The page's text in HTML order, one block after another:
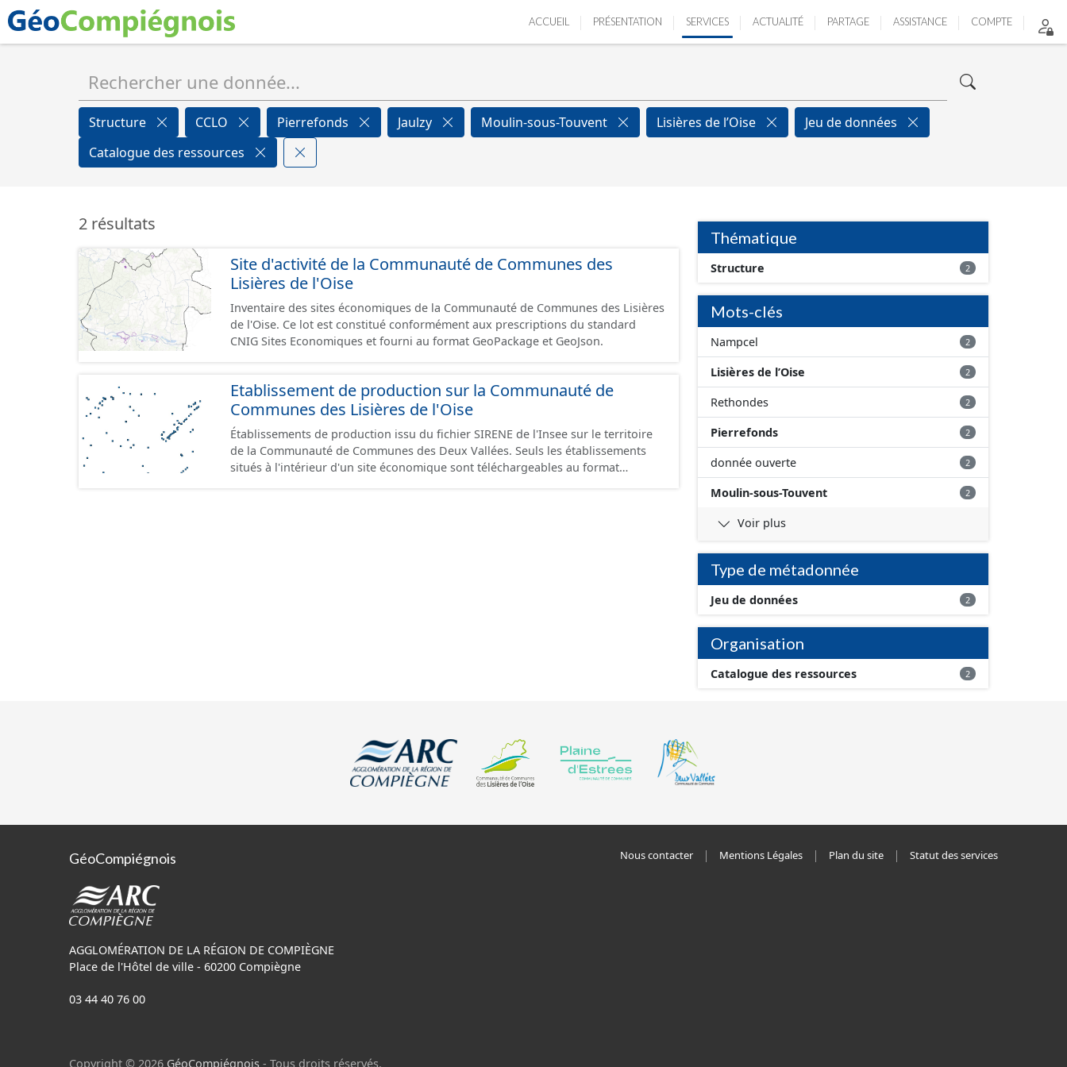
ACCUEIL PRÉSENTATION SERVICES ACTUALITÉ PARTAGE ASSISTANCE COMPTE
Structure CCLO Pierrefonds Jaulzy Moulin-sous-Touvent Lisières de l’Oise
Jeu de données
Catalogue des ressources
2 résultats
Site d'activité de la Communauté de Communes des
Lisières de l'Oise
Inventaire des sites économiques de la Communauté de Communes des Lisières
de l'Oise. Ce lot est constitué conformément aux prescriptions du standard
CNIG Sites Economiques et fourni au format GeoPackage et GeoJson.
Etablissement de production sur la Communauté de
Communes des Lisières de l'Oise
Établissements de production issu du fichier SIRENE de l'Insee sur le territoire
de la Communauté de Communes des Deux Vallées. Seuls les établissements
situés à l'intérieur d'un site économique sont téléchargeables au format
Thématique
Structure 2
Mots-clés
Nampcel 2
Lisières de l’Oise 2
Rethondes 2
Pierrefonds 2
donnée ouverte 2
Moulin-sous-Touvent 2
Voir plus
Type de métadonnée
Jeu de données 2
Organisation
Catalogue des ressources 2
GéoCompiégnois
AGGLOMÉRATION DE LA RÉGION DE COMPIÈGNE
Place de l'Hôtel de ville - 60200 Compiègne
03 44 40 76 00
Nous contacter Mentions Légales Plan du site Statut des services
Copyright © 2026 GéoCompiégnois - Tous droits réservés.